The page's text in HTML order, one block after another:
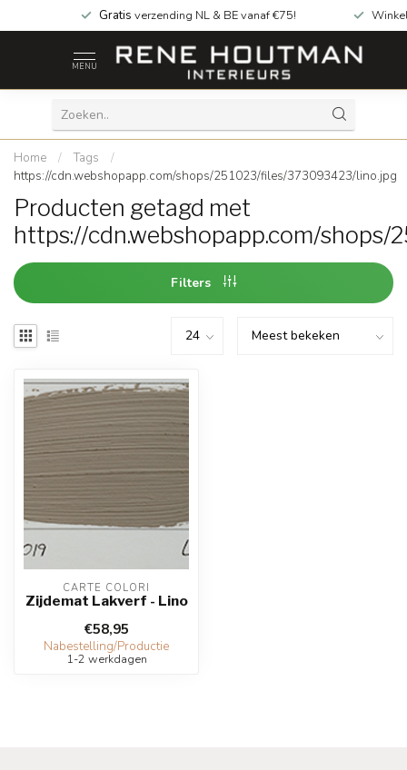
Gratis verzending NL & BE vanaf €75!
MENU
Home / Tags
/
https://cdn.webshopapp.com/shops/251023/files/373093423/lino.jpg
Producten getagd met
https://cdn.webshopapp.com/
Filters
CARTE COLORI
Zijdemat Lakverf - Lino
€58,95
Nabestelling/Productie
1-2 werkdagen